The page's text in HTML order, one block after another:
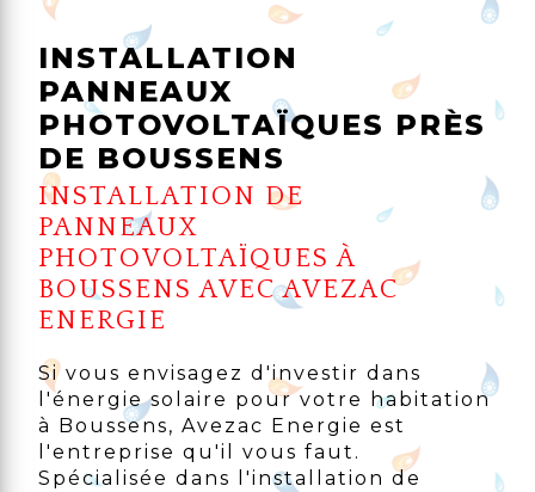
INSTALLATION
PANNEAUX
PHOTOVOLTAÏQUES PRÈS
DE BOUSSENS
INSTALLATION DE
PANNEAUX
PHOTOVOLTAÏQUES À
BOUSSENS AVEC AVEZAC
ENERGIE
Si vous envisagez d'investir dans
l'énergie solaire pour votre habitation
à Boussens, Avezac Energie est
l'entreprise qu'il vous faut.
Spécialisée dans l'installation de